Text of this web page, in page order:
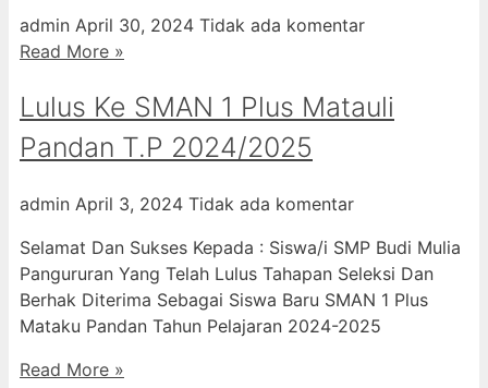
admin April 30, 2024 Tidak ada komentar
Read More »
Lulus Ke SMAN 1 Plus Matauli
Pandan T.P 2024/2025
admin April 3, 2024 Tidak ada komentar
Selamat Dan Sukses Kepada : Siswa/i SMP Budi Mulia
Pangururan Yang Telah Lulus Tahapan Seleksi Dan
Berhak Diterima Sebagai Siswa Baru SMAN 1 Plus
Mataku Pandan Tahun Pelajaran 2024-2025
Read More »